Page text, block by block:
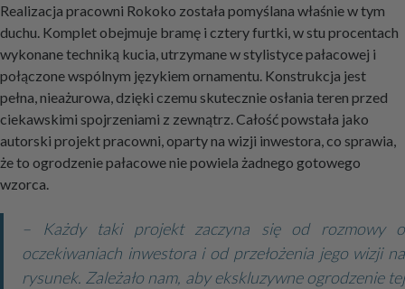
Realizacja pracowni Rokoko została pomyślana właśnie w tym
duchu. Komplet obejmuje bramę i cztery furtki, w stu procentach
wykonane techniką kucia, utrzymane w stylistyce pałacowej i
połączone wspólnym językiem ornamentu. Konstrukcja jest
pełna, nieażurowa, dzięki czemu skutecznie osłania teren przed
ciekawskimi spojrzeniami z zewnątrz. Całość powstała jako
autorski projekt pracowni, oparty na wizji inwestora, co sprawia,
że to ogrodzenie pałacowe nie powiela żadnego gotowego
wzorca.
– Każdy taki projekt zaczyna się od rozmowy o
oczekiwaniach inwestora i od przełożenia jego wizji na
rysunek. Zależało nam, aby ekskluzywne ogrodzenie tej